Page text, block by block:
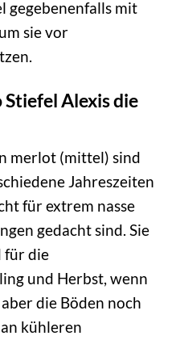
gegebenenfalls mit
sie vor
Stiefel Alexis die
merlot (mittel) sind
Jahreszeiten
für extrem nasse
gedacht sind. Sie
für die
und Herbst, wenn
die Böden noch
kühleren